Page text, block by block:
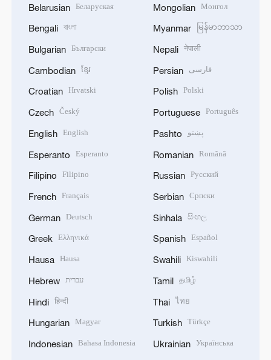
Belarusian Беларуская
Bengali বাংলা
Bulgarian Български
Cambodian ខ្មែរ
Croatian Hrvatski
Czech Český
English English
Esperanto Esperanto
Filipino Filipino
French Français
German Deutsch
Greek Ελληνικά
Hausa Hausa
Hebrew עברית
Hindi हिन्दी
Hungarian Magyar
Indonesian Bahasa Indonesia
Mongolian Монгол
Myanmar မြန်မာဘာသာ
Nepali नेपाली
Persian فارسی
Polish Polski
Portuguese Português
Pashto پښتو
Romanian Română
Russian Русский
Serbian Српски
Sinhala සිංහල
Spanish Español
Swahili Kiswahili
Tamil தமிழ்
Thai ไทย
Turkish Türkçe
Ukrainian Українська